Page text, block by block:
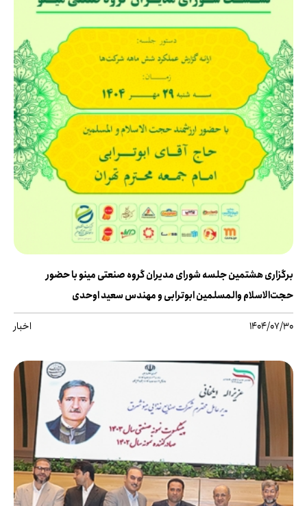
برگزاری هشتمین جلسه شورای مدیران گروه صنعتی مینو با حضور
حجت‌الاسلام والمسلمین ابوترابی و مهندس سعید اوحدی
1404/07/30 اخبار